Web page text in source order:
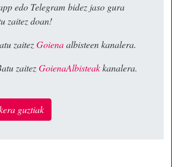
edo Telegram bidez jaso gura
zaitez doan!
zaitezGoienaalbisteen kanalera.
zaitezGoienaAlbisteakkanalera.
guztiak